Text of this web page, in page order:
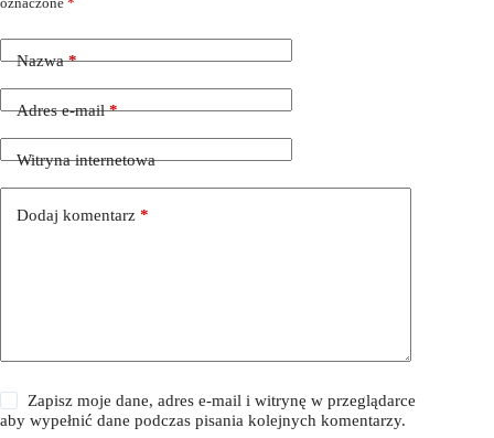
Nazwa*
Adres e-mail*
Witryna internetowa
Dodaj komentarz *
Zapisz moje dane, adres e-mail i witrynę w przeglądarce
aby wypełnić dane podczas pisania kolejnych komentarzy.